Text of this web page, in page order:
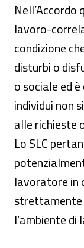
lavoro-
condizione
disturbi o
o sociale ed
individui non
alle richieste
Lo SLC
lavoratore in
strettamente
l’ambiente di